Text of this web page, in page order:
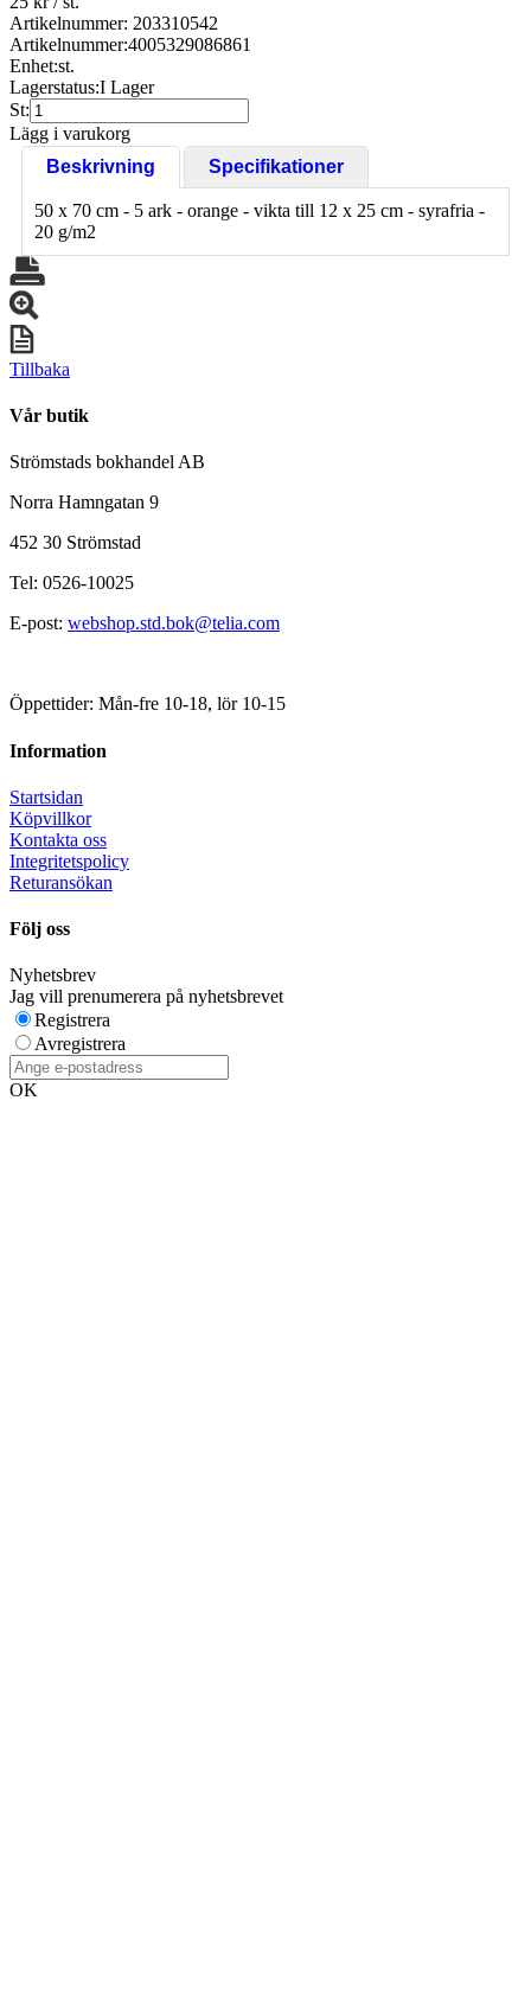
Artikelnummer: 203310542
Artikelnummer:4005329086861
Enhet:st.
Lagerstatus:I Lager
St:
Lägg i varukorg
Beskrivning
Specifikationer
50 x 70 cm - 5 ark - orange - vikta till 12 x 25 cm - syrafria -
20 g/m2
Tillbaka
Vår butik
Strömstads bokhandel AB
Norra Hamngatan 9
452 30 Strömstad
Tel: 0526-10025
E-post: webshop.std.bok@telia.com
Öppettider: Mån-fre 10-18, lör 10-15
Information
Startsidan
Köpvillkor
Kontakta oss
Integritetspolicy
Returansökan
Följ oss
Nyhetsbrev
Jag vill prenumerera på nyhetsbrevet
Registrera
Avregistrera
OK